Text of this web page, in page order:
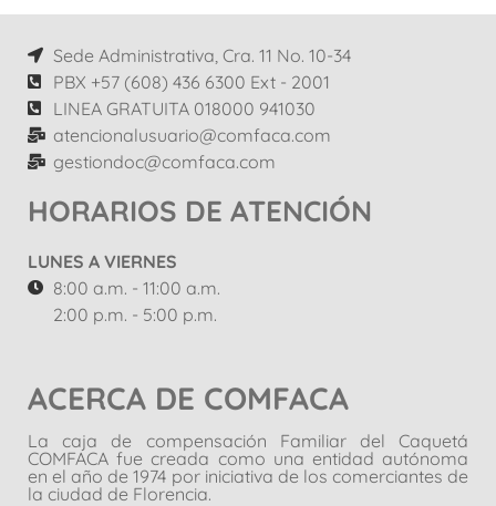
Sede Administrativa, Cra. 11 No. 10-34
PBX +57 (608) 436 6300 Ext - 2001
LINEA GRATUITA 018000 941030
atencionalusuario@comfaca.com
gestiondoc@comfaca.com
HORARIOS DE ATENCIÓN
LUNES A VIERNES
8:00 a.m. - 11:00 a.m.
2:00 p.m. - 5:00 p.m.
ACERCA DE COMFACA
La caja de compensación Familiar del Caquetá
COMFACA fue creada como una entidad autónoma
en el año de 1974 por iniciativa de los comerciantes de
la ciudad de Florencia.